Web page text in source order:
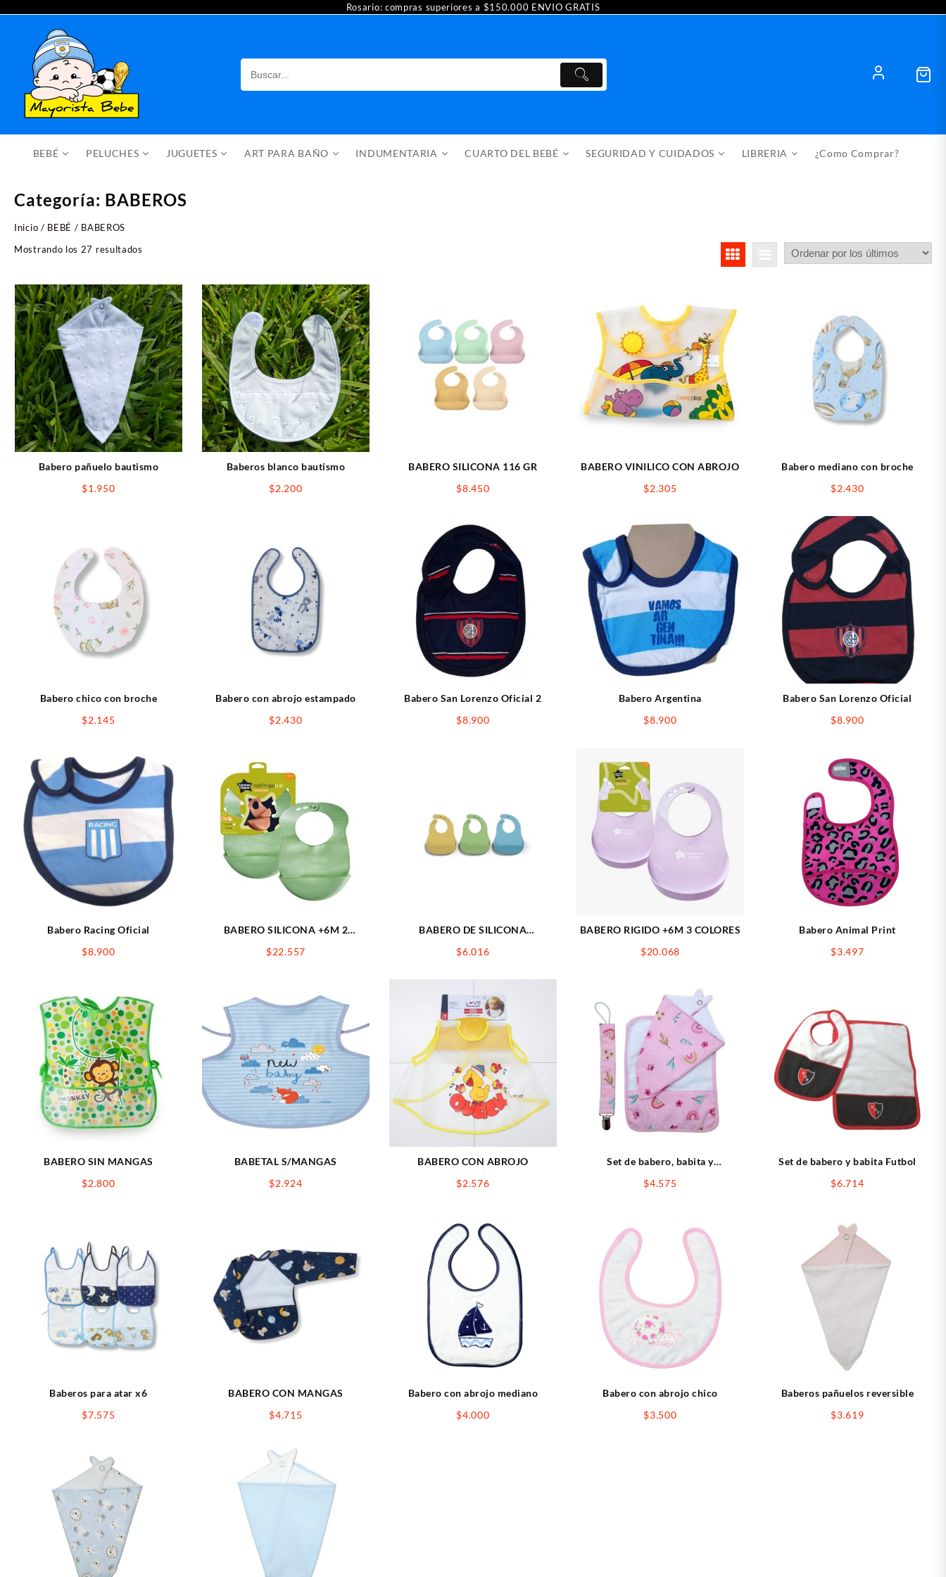
Rosario: compras superiores a $150.000 ENVIO GRATIS
BEBÉ PELUCHES JUGUETES ART PARA BAÑO INDUMENTARIA CUARTO DEL BEBÉ SEGURIDAD Y CUIDADOS LIBRERIA ¿Como Comprar?
Categoría: BABEROS
Inicio / BEBÉ / BABEROS
Mostrando los 27 resultados
últimos
Babero pañuelo bautismo
$1.950
Baberos blanco bautismo
$2.200
BABERO SILICONA 116 GR
$8.450
BABERO VINILICO CON ABROJO
$2.305
Babero mediano con broche
$2.430
Babero chico con broche
$2.145
Babero con abrojo estampado
$2.430
Babero San Lorenzo Oficial 2
$8.900
Babero Argentina
$8.900
Babero San Lorenzo Oficial
$8.900
Babero Racing Oficial
$8.900
BABERO SILICONA +6M 2
$22.557
BABERO DE SILICONA
$6.016
BABERO RIGIDO +6M 3 COLORES
$20.068
Babero Animal Print
$3.497
BABERO SIN MANGAS
$2.800
BABETAL S/MANGAS
$2.924
BABERO CON ABROJO
$2.576
Set de babero, babita y
$4.575
Set de babero y babita Futbol
$6.714
Baberos para atar x6
$7.575
BABERO CON MANGAS
$4.715
Babero con abrojo mediano
$4.000
Babero con abrojo chico
$3.500
Baberos pañuelos reversible
$3.619